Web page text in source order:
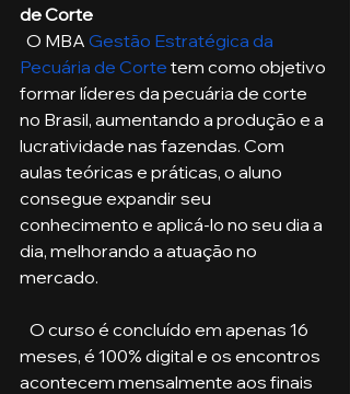
de Corte
  O MBA
Gestão Estratégica da
Pecuária de Corte tem como objetivo
formar líderes da pecuária de corte
no Brasil, aumentando a produção e a
lucratividade nas fazendas. Com
aulas teóricas e práticas, o aluno
consegue expandir seu
conhecimento e aplicá-lo no seu dia a
dia, melhorando a atuação no
mercado.
meses, é 100% digital e os encontros
acontecem mensalmente aos finais